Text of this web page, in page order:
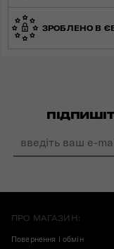
ЗРОБЛЕНО В
ПРО МАГАЗИН:
Повернення і обмін